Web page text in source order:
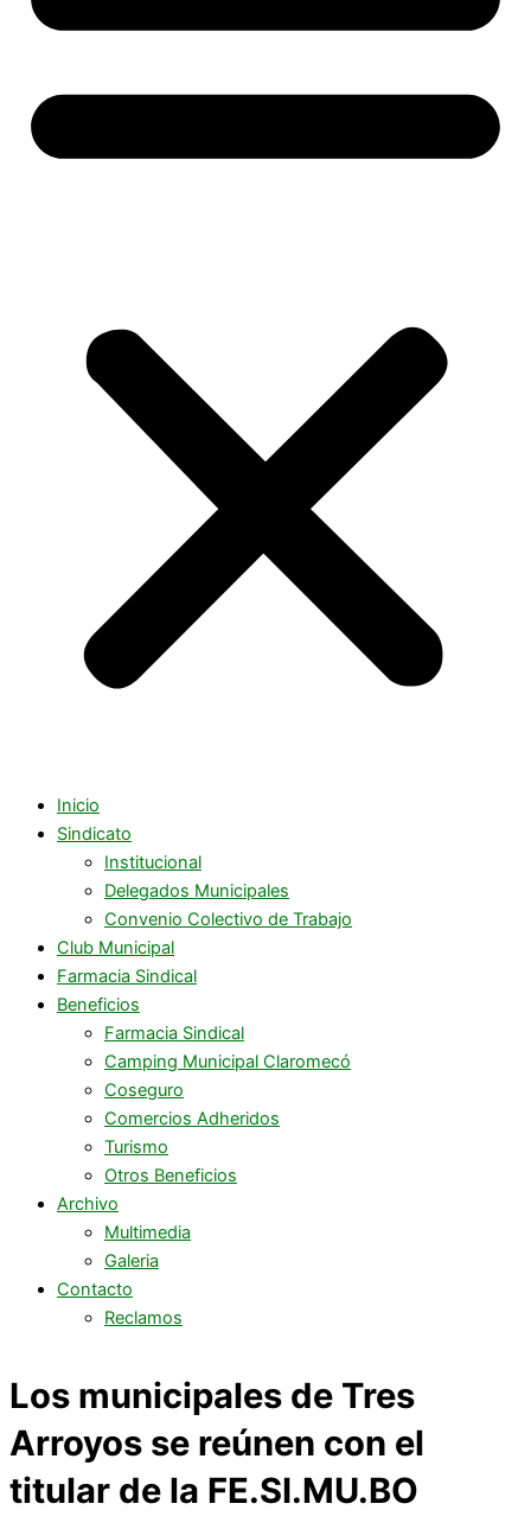
Inicio
Sindicato
Institucional
Delegados Municipales
Convenio Colectivo de Trabajo
Club Municipal
Farmacia Sindical
Beneficios
Farmacia Sindical
Camping Municipal Claromecó
Coseguro
Comercios Adheridos
Turismo
Otros Beneficios
Archivo
Multimedia
Galeria
Contacto
Reclamos
Los municipales de Tres
Arroyos se reúnen con el
titular de la FE.SI.MU.BO